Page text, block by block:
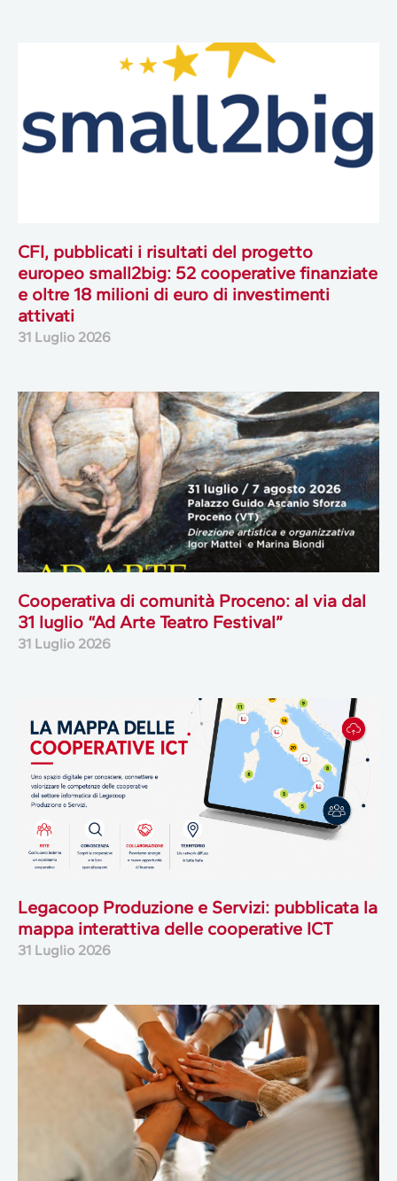
CFI, pubblicati i risultati del progetto
europeo small2big: 52 cooperative finanziate
e oltre 18 milioni di euro di investimenti
attivati
31 Luglio 2026
Cooperativa di comunità Proceno: al via dal
31 luglio “Ad Arte Teatro Festival”
31 Luglio 2026
Legacoop Produzione e Servizi: pubblicata la
mappa interattiva delle cooperative ICT
31 Luglio 2026